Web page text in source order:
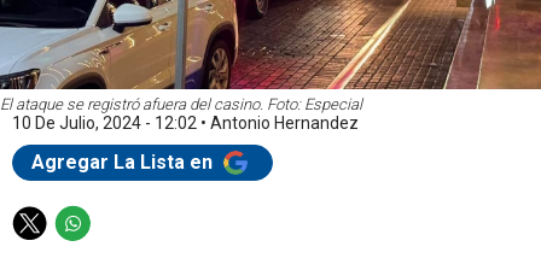
El ataque se registró afuera del casino. Foto: Especial
10 De Julio, 2024 - 12:02 • Antonio Hernandez
Agregar La Lista en
T
W